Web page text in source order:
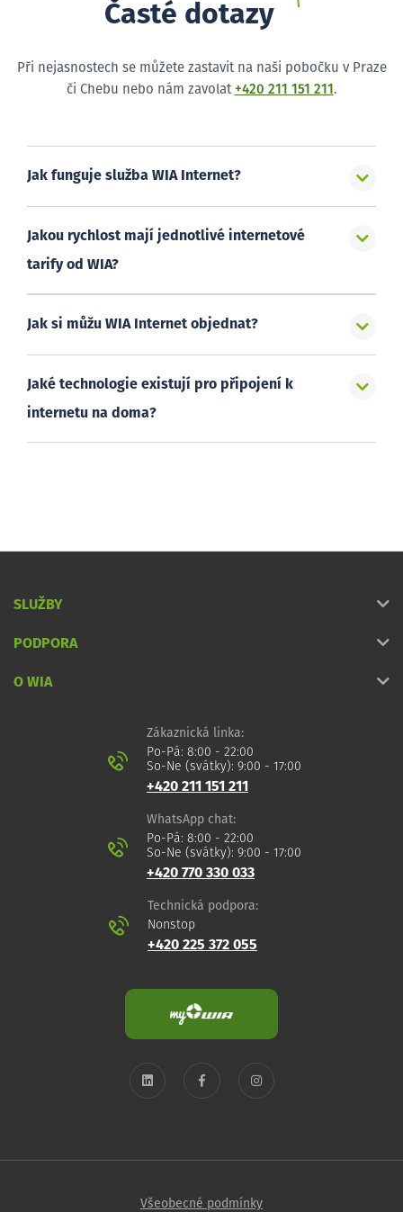
Časté dotazy
Při nejasnostech se můžete zastavit na naši pobočku v Praze
či Chebu nebo nám zavolat +420 211 151 211 .
Jak funguje služba WIA Internet?
Jakou rychlost mají jednotlivé internetové
tarify od WIA?
Jak si můžu WIA Internet objednat?
Jaké technologie existují pro připojení k
internetu na doma?
SLUŽBY
PODPORA
O WIA
Zákaznická linka:
Po-Pá: 8:00 - 22:00
So-Ne (svátky): 9:00 - 17:00
+420 211 151 211
WhatsApp chat:
Po-Pá: 8:00 - 22:00
So-Ne (svátky): 9:00 - 17:00
+420 770 330 033
Technická podpora:
Nonstop
+420 225 372 055
Všeobecné podmínky